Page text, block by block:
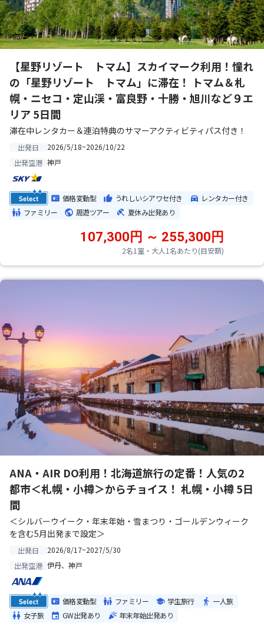
【星野リゾート トマム】スカイマーク利用！憧れ
の「星野リゾート トマム」に滞在！ トマム＆札
幌・ニセコ・定山渓・富良野・十勝・旭川など９エ
リア 5日間
滞在中レンタカー＆連泊特典のサマーアクティビティパス付き！
出発日
2026/5/18~2026/10/22
出発空港 神戸
価格変動型 うれしいシアワセ付き
レンタカー付き
ファミリー
周遊ツアー 夏休み出発あり
2名1室・大人1名あたり(目安額)
107,300円 ～ 255,300円
ANA・AIR DO利用！北海道旅行の定番！人気の2
都市＜札幌・小樽＞からチョイス！ 札幌・小樽 5日
間
＜シルバーウイーク・年末年始・雪まつり・ゴールデンウィーク
を含む5月出発まで設定＞
出発日
2026/8/17~2027/5/30
出発空港 伊丹、神戸
価格変動型 ファミリー 学生旅行
一人旅
女子旅
GW出発あり 年末年始出発あり